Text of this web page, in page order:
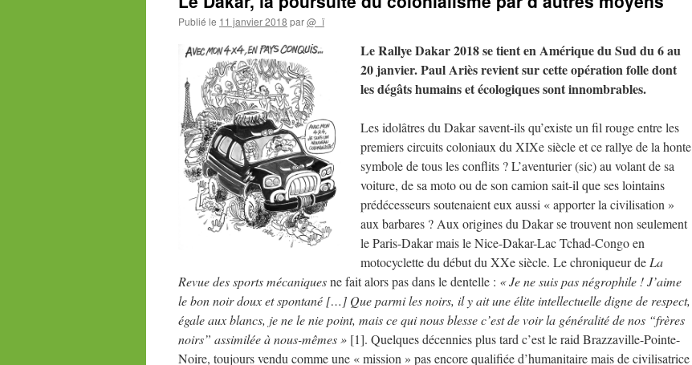
Publié le 11 janvier 2018 par@_ï
LeRallye Dakar 2018 se tient en Amérique du Sud du 6 au
20 janvier. Paul Ariès revient sur cette opération folle dont
les dégâts humains et écologiques sont innombrables.
Les idolâtres du Dakar savent-ils qu’existe un fil rouge entre les
premiers circuits coloniaux du XIXe siècle et ce rallye de la honte
symbole de tous les conflits ? L’aventurier (sic) au volant de sa
voiture, de sa moto ou de son camion sait-il que ses lointains
prédécesseurs soutenaient eux aussi « apporter la civilisation »
aux barbares ? Aux origines du Dakar se trouvent non seulement
le Paris-Dakar mais le Nice-Dakar-Lac Tchad-Congo en
motocyclette du début du XXe siècle. Le chroniqueur de La
Revue des sports mécaniquesne fait alors pas dans le dentelle : « Je ne suis pas négrophile ! J’aime
le bon noir doux et spontané […] Que parmi les noirs, il y ait une élite intellectuelle digne de respect,
égale aux blancs, je ne le nie point, mais ce qui nous blesse c’est de voir la généralité de nos “frères
noirs” assimilée à nous-mêmes » [1]. Quelques décennies plus tard c’est le raid Brazzaville-Pointe-
Noire, toujours vendu comme une « mission » pas encore qualifiée d’humanitaire mais de civilisatrice